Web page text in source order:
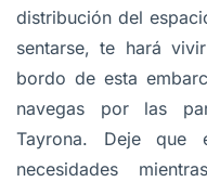
distribución del
sentarse, te hará
bordo de esta
navegas por las
Tayrona. Deje
necesidades